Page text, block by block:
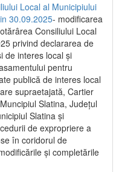
Local al Municipiului
30.09.2025- modificarea
Consiliului Local
privind declararea de
de interes local şi
pentru
publică de interes local
supraetajată, Cartier
Slatina, Judeţul
Slatina şi
de expropriere a
în coridorul de
şi completările